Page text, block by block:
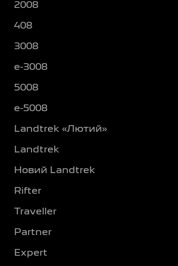
2008
408
3008
e-3008
5008
e-5008
Landtrek «Лютий»
Landtrek
Новий Landtrek
Rifter
Traveller
Partner
Expert